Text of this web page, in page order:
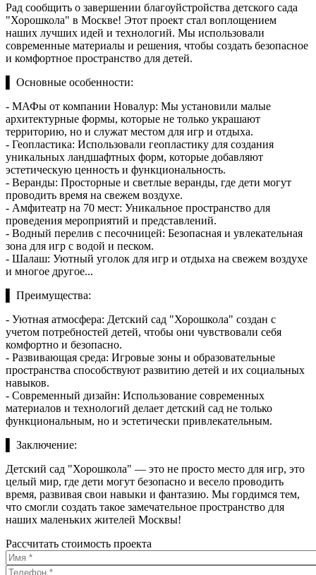
Рад сообщить о завершении благоуйстройства детского сада
"Хорошкола" в Москве! Этот проект стал воплощением
наших лучших идей и технологий. Мы использовали
современные материалы и решения, чтобы создать безопасное
и комфортное пространство для детей.
▌ Основные особенности:
- МАФы от компании Новалур: Мы установили малые
архитектурные формы, которые не только украшают
территорию, но и служат местом для игр и отдыха.
- Геопластика: Использовали геопластику для создания
уникальных ландшафтных форм, которые добавляют
эстетическую ценность и функциональность.
- Веранды: Просторные и светлые веранды, где дети могут
проводить время на свежем воздухе.
- Амфитеатр на 70 мест: Уникальное пространство для
проведения мероприятий и представлений.
- Водный перелив с песочницей: Безопасная и увлекательная
зона для игр с водой и песком.
- Шалаш: Уютный уголок для игр и отдыха на свежем воздухе
и многое другое...
▌ Преимущества:
- Уютная атмосфера: Детский сад "Хорошкола" создан с
учетом потребностей детей, чтобы они чувствовали себя
комфортно и безопасно.
- Развивающая среда: Игровые зоны и образовательные
пространства способствуют развитию детей и их социальных
навыков.
- Современный дизайн: Использование современных
материалов и технологий делает детский сад не только
функциональным, но и эстетически привлекательным.
▌ Заключение:
Детский сад "Хорошкола" — это не просто место для игр, это
целый мир, где дети могут безопасно и весело проводить
время, развивая свои навыки и фантазию. Мы гордимся тем,
что смогли создать такое замечательное пространство для
наших маленьких жителей Москвы!
Рассчитать стоимость проекта